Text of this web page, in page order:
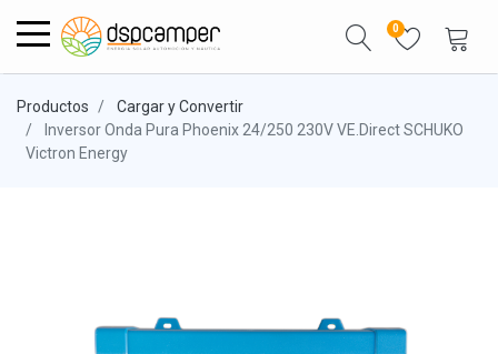
0
Productos
Cargar y Convertir
Inversor Onda Pura Phoenix 24/250 230V VE.Direct SCHUKO
Victron Energy